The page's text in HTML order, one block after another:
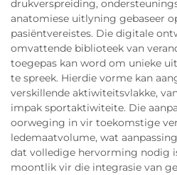
drukverspreiding,
anatomiese uitlyning gebaseer
pasiëntvereistes. Die digitale
omvattende biblioteek van
toegepas kan word om unieke
te spreek. Hierdie vorme kan
verskillende aktiwiteitsvlakke,
impak sportaktiwiteite. Die
oorweging in vir toekomstige
ledemaatvolume, wat
dat volledige hervorming nodig
moontlik vir die integrasie van